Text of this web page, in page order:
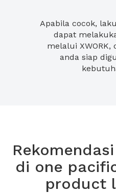
Apabila cocok,
dapat
melalui
anda siap
di one
product